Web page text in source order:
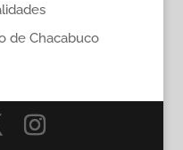
de Chacabuco